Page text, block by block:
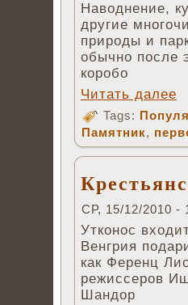
Наводнение,
другие
природы и
обычно после
коробо
Читать далее
Tags:
Памятник,
СР, 15/12/2010 -
Утконос
Венгрия
как Ференц
режиссеров
Шандор